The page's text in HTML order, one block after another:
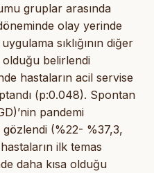
gruplar arasında
olay yerinde
sıklığının diğer
belirlendi
hastaların acil servise
(p:0.048). Spontan
pandemi
(%22- %37,3,
ilk temas
daha kısa olduğu